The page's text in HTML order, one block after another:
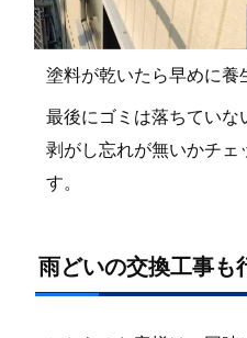
塗料が乾いたら早めに養
最後にゴミは落ちてい
剥がし忘れが無いかチェ
す。
雨どいの交換工事も